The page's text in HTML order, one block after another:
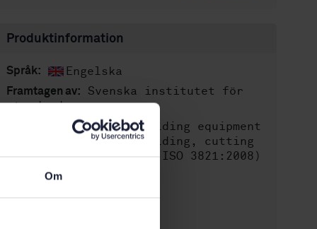
Om
Produktinformation
Språk: Engelska
Framtagen av:
Svenska institutet för
standarder
Internationell titel:Gas welding equipment
- Rubber hoses for welding, cutting
and allied processes (ISO 3821:2008)
Artikelnummer:
Utgåva:1